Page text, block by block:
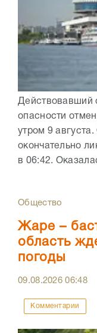
Действовавший
опасности
утром 9
окончательно
в 06:42.
Общество
Жаре –
область
погоды
09.08.202606:48
Комментарии